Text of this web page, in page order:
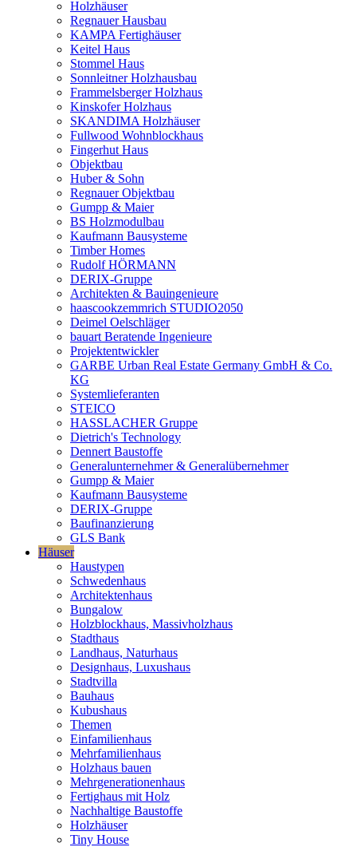
Holzhäuser
Regnauer Hausbau
KAMPA Fertighäuser
Keitel Haus
Stommel Haus
Sonnleitner Holzhausbau
Frammelsberger Holzhaus
Kinskofer Holzhaus
SKANDIMA Holzhäuser
Fullwood Wohnblockhaus
Fingerhut Haus
Objektbau
Huber & Sohn
Regnauer Objektbau
Gumpp & Maier
BS Holzmodulbau
Kaufmann Bausysteme
Timber Homes
Rudolf HÖRMANN
DERIX-Gruppe
Architekten & Bauingenieure
haascookzemmrich STUDIO2050
Deimel Oelschläger
bauart Beratende Ingenieure
Projektentwickler
GARBE Urban Real Estate Germany GmbH & Co.
KG
Systemlieferanten
STEICO
HASSLACHER Gruppe
Dietrich's Technology
Dennert Baustoffe
Generalunternehmer & Generalübernehmer
Gumpp & Maier
Kaufmann Bausysteme
DERIX-Gruppe
Baufinanzierung
GLS Bank
Häuser
Haustypen
Schwedenhaus
Architektenhaus
Bungalow
Holzblockhaus, Massivholzhaus
Stadthaus
Landhaus, Naturhaus
Designhaus, Luxushaus
Stadtvilla
Bauhaus
Kubushaus
Themen
Einfamilienhaus
Mehrfamilienhaus
Holzhaus bauen
Mehrgenerationenhaus
Fertighaus mit Holz
Nachhaltige Baustoffe
Holzhäuser
Tiny House